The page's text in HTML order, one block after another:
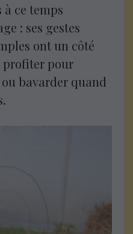
à ce temps
: ses gestes
ont un côté
pour
bavarder quand